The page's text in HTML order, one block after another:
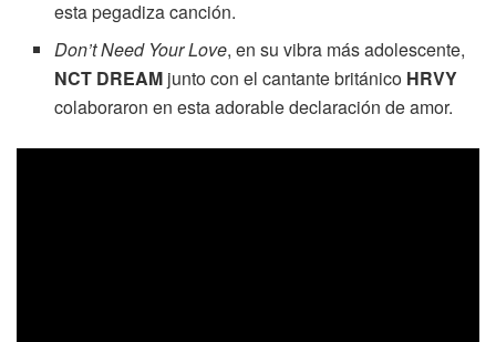
esta pegadiza canción.
Don’t Need Your Love, en su vibra más adolescente,
NCT DREAM junto con el cantante británico HRVY
colaboraron en esta adorable declaración de amor.